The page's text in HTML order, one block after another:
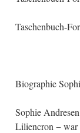
Taschenbuch-
Biographie
Sophie
Liliencron − war